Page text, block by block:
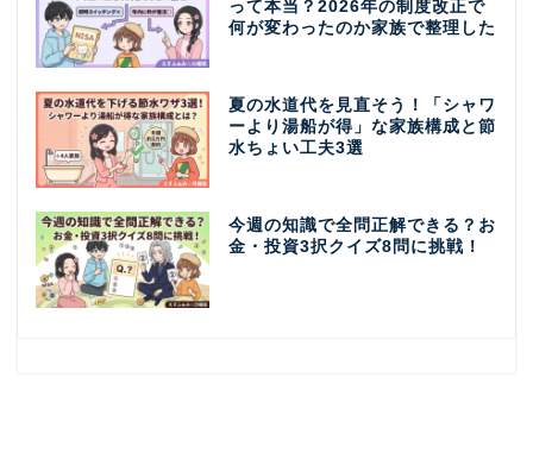
って本当？2026年の制度改正で
何が変わったのか家族で整理した
夏の水道代を見直そう！「シャワ
ーより湯船が得」な家族構成と節
水ちょい工夫3選
今週の知識で全問正解できる？お
金・投資3択クイズ8問に挑戦！